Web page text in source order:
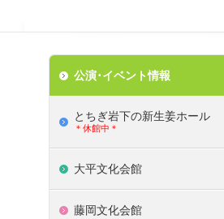
公演･イベント情報
とちぎ岩下の新⽣姜ホール
＊休館中＊
大平文化会館
藤岡文化会館